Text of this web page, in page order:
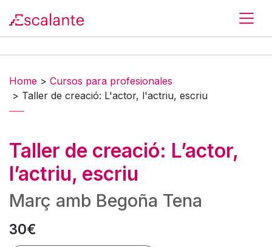
Home > Cursos para profesionales
> Taller de creació: L'actor, l'actriu, escriu
Taller de creació: L’actor,
l’actriu, escriu
Març amb Begoña Tena
30€